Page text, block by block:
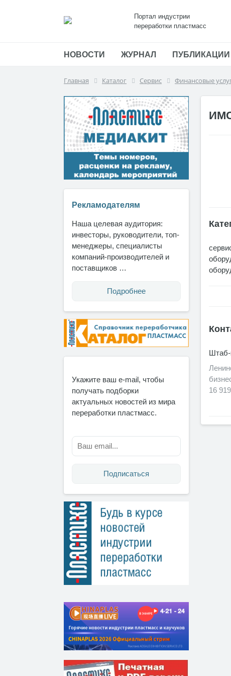
Портал индустрии
переработки пластмасс
НОВОСТИ ЖУРНАЛ ПУБЛИКАЦИИ
Главная Каталог Сервис Финансовые
Рекламодателям
Наша целевая аудитория:
инвесторы, руководители, топ-
менеджеры, специалисты
компаний-производителей и
поставщиков …
Подробнее
Укажите ваш e-mail, чтобы
получать подборки
актуальных новостей из мира
переработки пластмасс.
Подписаться
Штаб-
16